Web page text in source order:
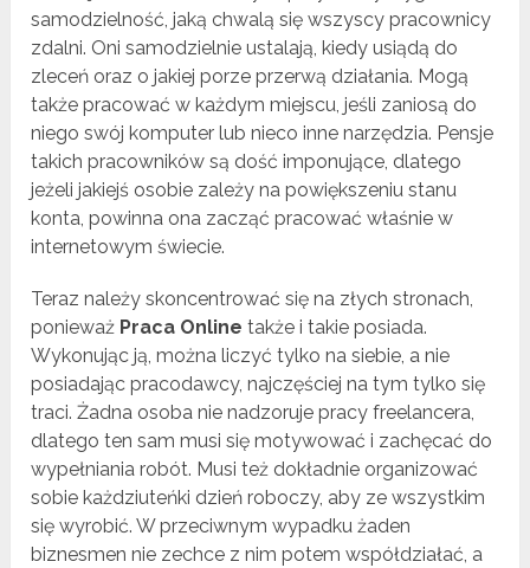
samodzielność, jaką chwalą się wszyscy pracownicy
zdalni. Oni samodzielnie ustalają, kiedy usiądą do
zleceń oraz o jakiej porze przerwą działania. Mogą
także pracować w każdym miejscu, jeśli zaniosą do
niego swój komputer lub nieco inne narzędzia. Pensje
takich pracowników są dość imponujące, dlatego
jeżeli jakiejś osobie zależy na powiększeniu stanu
konta, powinna ona zacząć pracować właśnie w
internetowym świecie.
Teraz należy skoncentrować się na złych stronach,
ponieważ Praca Online także i takie posiada.
Wykonując ją, można liczyć tylko na siebie, a nie
posiadając pracodawcy, najczęściej na tym tylko się
traci. Żadna osoba nie nadzoruje pracy freelancera,
dlatego ten sam musi się motywować i zachęcać do
wypełniania robót. Musi też dokładnie organizować
sobie każdziuteńki dzień roboczy, aby ze wszystkim
się wyrobić. W przeciwnym wypadku żaden
biznesmen nie zechce z nim potem współdziałać, a